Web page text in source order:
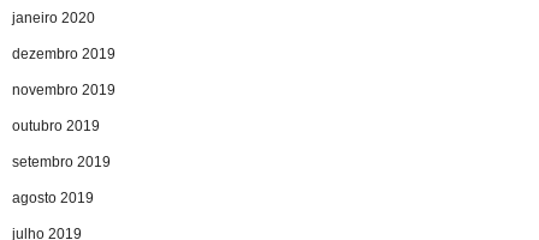
janeiro 2020
dezembro 2019
novembro 2019
outubro 2019
setembro 2019
agosto 2019
julho 2019